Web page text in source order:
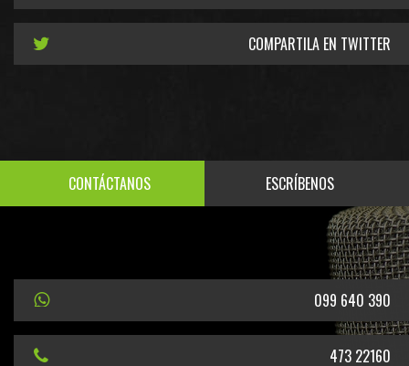
COMPARTILA EN TWITTER
CONTÁCTANOS ESCRÍBENOS
099 640 390
473 22160